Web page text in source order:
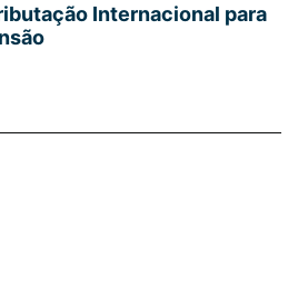
Internacional para